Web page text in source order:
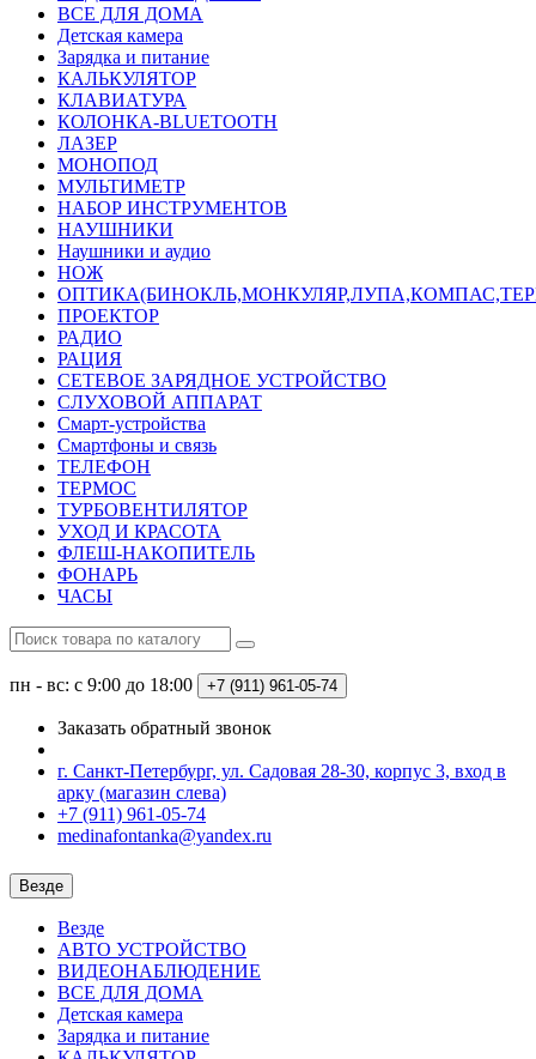
ВСЕ ДЛЯ ДОМА
Детская камера
Зарядка и питание
КАЛЬКУЛЯТОР
КЛАВИАТУРА
КОЛОНКА-BLUETOOTH
ЛАЗЕР
МОНОПОД
МУЛЬТИМЕТР
НАБОР ИНСТРУМЕНТОВ
НАУШНИКИ
Наушники и аудио
НОЖ
ПРОЕКТОР
РАДИО
РАЦИЯ
СЕТЕВОЕ ЗАРЯДНОЕ УСТРОЙСТВО
СЛУХОВОЙ АППАРАТ
Смарт-устройства
Смартфоны и связь
ТЕЛЕФОН
ТЕРМОС
ТУРБОВЕНТИЛЯТОР
УХОД И КРАСОТА
ФЛЕШ-НАКОПИТЕЛЬ
ФОНАРЬ
ЧАСЫ
пн - вс: с 9:00 до 18:00 +7 (911) 961-05-74
Заказать обратный звонок
г. Санкт-Петербург, ул. Садовая 28-30, корпус 3, вход в
арку (магазин слева)
+7 (911) 961-05-74
medinafontanka@yandex.ru
Везде
Везде
АВТО УСТРОЙСТВО
ВИДЕОНАБЛЮДЕНИЕ
ВСЕ ДЛЯ ДОМА
Детская камера
Зарядка и питание